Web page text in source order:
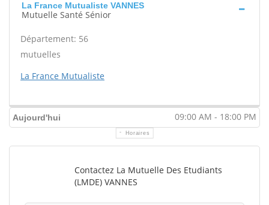
La France Mutualiste VANNES
Mutuelle Santé Sénior
Département: 56
mutuelles
La France Mutualiste
Aujourd'hui 09:00 AM - 18:00 PM
Horaires
Contactez La Mutuelle Des Etudiants
(LMDE) VANNES